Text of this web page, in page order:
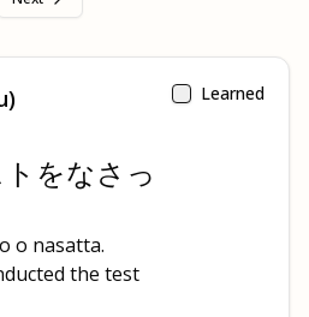
をなさっ
o nasatta.
the test
Learned